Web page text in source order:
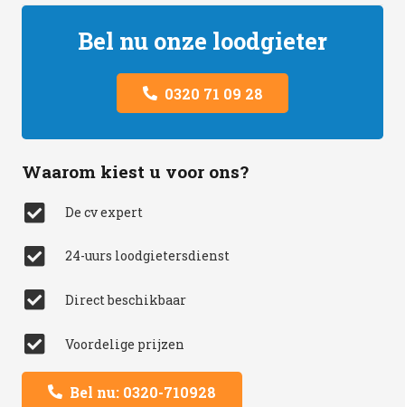
Bel nu onze loodgieter
0320 71 09 28
Waarom kiest u voor ons?
De cv expert
24-uurs loodgietersdienst
Direct beschikbaar
Voordelige prijzen
Bel nu: 0320-710928